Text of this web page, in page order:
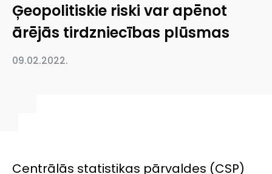
Ģeopolitiskie riski var apēnot
ārējās tirdzniecības plūsmas
09.02.2022.
Centrālās statistikas pārvaldes (CSP)